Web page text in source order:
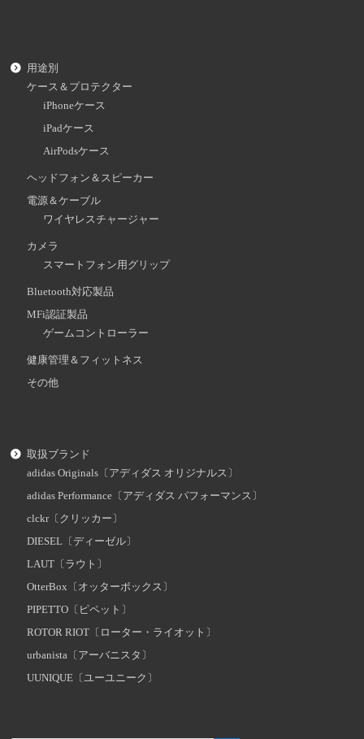
用途別
ケース＆プロテクター
iPhoneケース
iPadケース
AirPodsケース
ヘッドフォン＆スピーカー
電源＆ケーブル
ワイヤレスチャージャー
カメラ
スマートフォン用グリップ
Bluetooth対応製品
MFi認証製品
ゲームコントローラー
健康管理＆フィットネス
その他
取扱ブランド
adidas Originals〔アディダス オリジナルス〕
adidas Performance〔アディダス パフォーマンス〕
clckr〔クリッカー〕
DIESEL〔ディーゼル〕
LAUT〔ラウト〕
OtterBox〔オッターボックス〕
PIPETTO〔ピペット〕
ROTOR RIOT〔ローター・ライオット〕
urbanista〔アーバニスタ〕
UUNIQUE〔ユーユニーク〕